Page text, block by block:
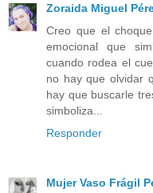
Zoraida Miguel
Creo que el
emocional que
cuando rodea el
no hay que olvidar
hay que buscarle
simboliza...
Responder
Mujer Vaso Frágil